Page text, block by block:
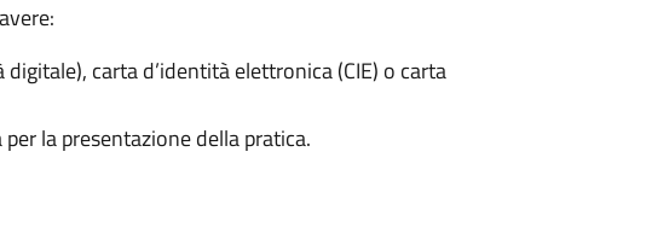
carta d’identità elettronica (CIE) o carta
la presentazione della pratica.